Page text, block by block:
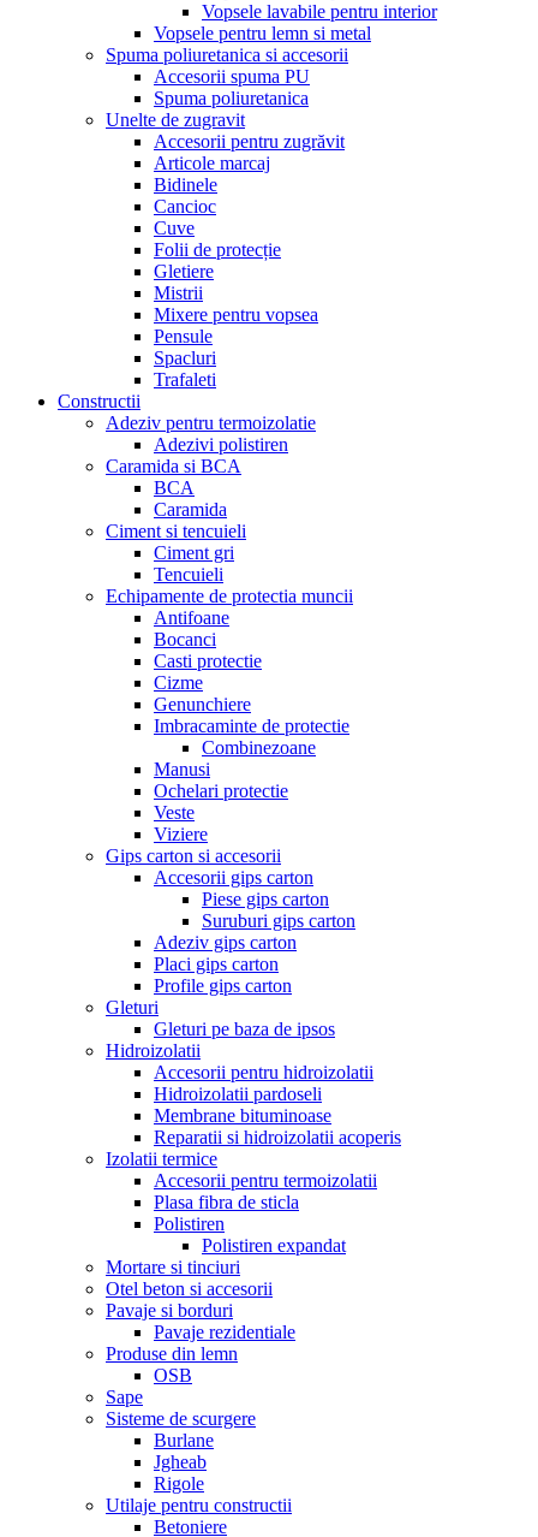
Vopsele lavabile pentru interior
Vopsele pentru lemn si metal
Spuma poliuretanica si accesorii
Accesorii spuma PU
Spuma poliuretanica
Unelte de zugravit
Accesorii pentru zugrăvit
Articole marcaj
Bidinele
Cancioc
Cuve
Folii de protecție
Gletiere
Mistrii
Mixere pentru vopsea
Pensule
Spacluri
Trafaleti
Constructii
Adeziv pentru termoizolatie
Adezivi polistiren
Caramida si BCA
BCA
Caramida
Ciment si tencuieli
Ciment gri
Tencuieli
Echipamente de protectia muncii
Antifoane
Bocanci
Casti protectie
Cizme
Genunchiere
Imbracaminte de protectie
Combinezoane
Manusi
Ochelari protectie
Veste
Viziere
Gips carton si accesorii
Accesorii gips carton
Piese gips carton
Suruburi gips carton
Adeziv gips carton
Placi gips carton
Profile gips carton
Gleturi
Gleturi pe baza de ipsos
Hidroizolatii
Accesorii pentru hidroizolatii
Hidroizolatii pardoseli
Membrane bituminoase
Reparatii si hidroizolatii acoperis
Izolatii termice
Accesorii pentru termoizolatii
Plasa fibra de sticla
Polistiren
Polistiren expandat
Mortare si tinciuri
Otel beton si accesorii
Pavaje si borduri
Pavaje rezidentiale
Produse din lemn
OSB
Sape
Sisteme de scurgere
Burlane
Jgheab
Rigole
Utilaje pentru constructii
Betoniere